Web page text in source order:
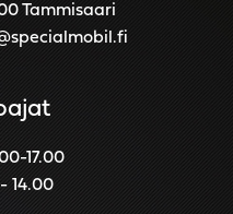
Tammisaari
17.00
14.00